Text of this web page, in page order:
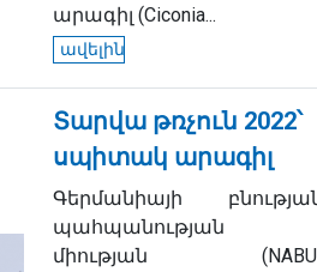
արագիլ (Ciconia...
ավելին
Տարվա թռչուն 2022՝
սպիտակ արագիլ
Գերմանիայի
պահպանության
միության